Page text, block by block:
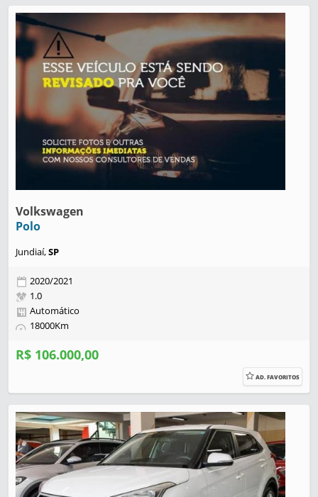
Volkswagen
Polo
Jundiaí,SP
2020/2021
1.0
Automático
18000Km
R$ 106.000,00
AD. FAVORITOS